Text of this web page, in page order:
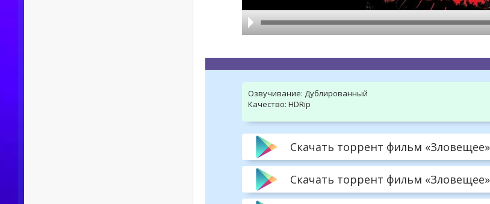
Озвучивание: Дублированный
Качество: HDRip
Скачать торрент фильм
Скачать торрент фильм